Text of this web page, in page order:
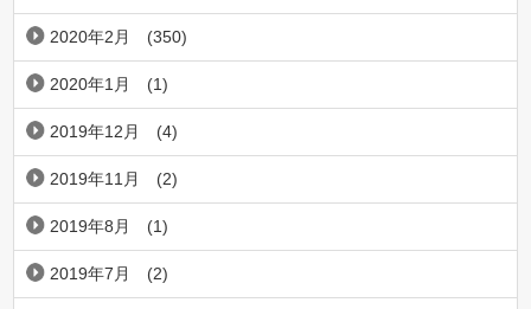
2020年2月 (350)
2020年1月 (1)
2019年12月 (4)
2019年11月 (2)
2019年8月 (1)
2019年7月 (2)